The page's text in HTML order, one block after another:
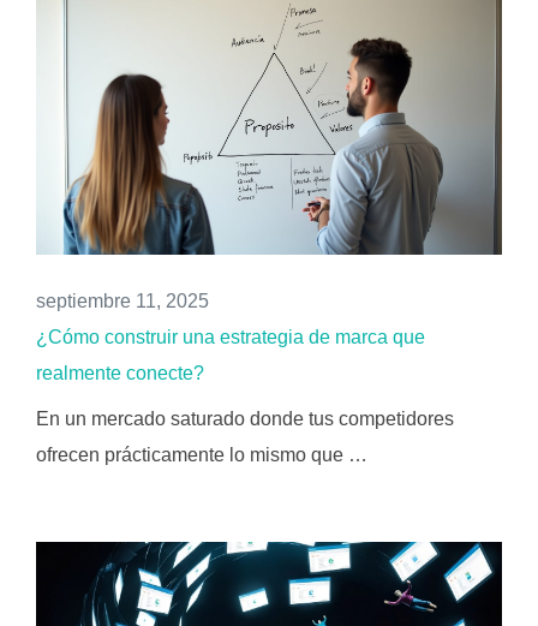
septiembre 11, 2025
¿Cómo construir una estrategia de marca que
realmente conecte?
En un mercado saturado donde tus competidores
ofrecen prácticamente lo mismo que …